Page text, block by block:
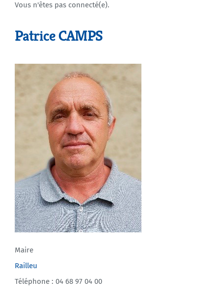
Agenda
Vous n'êtes pas connecté(e).
Patrice CAMPS
Maire
Railleu
Téléphone : 04 68 97 04 00